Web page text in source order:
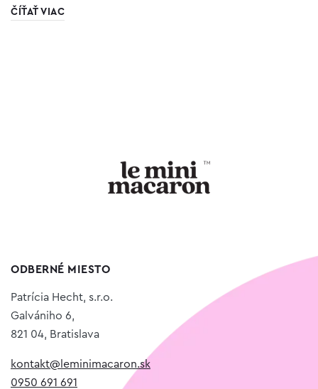
ČÍŤAŤ VIAC
ODBERNÉ MIESTO
Patrícia Hecht, s.r.o.
Galvániho 6,
821 04, Bratislava
kontakt@leminimacaron.sk
0950 691 691